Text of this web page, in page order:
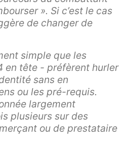
». Si c’est le cas
de changer de
simple que les
en tête - préfèrent hurler
sans en
ou les pré-requis.
largement
plusieurs sur des
ou de prestataire